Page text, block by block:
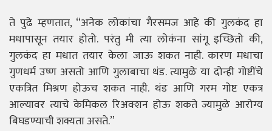
ते पुढे म्हणतात, “अनेक लोकांचा गैरसमज आहे की गुलकंद हा
मधापासून तयार होतो. परंतु मी त्या लोकंना सांगू इच्छितो की,
गुलकंद हा मधात तयार केला जाऊ शकत नाही. कारण मधाचा
गुणधर्म उष्ण असतो आणि गुलाबाचा थंड. त्यामुळे या दोन्ही गोष्टींचे
एकत्रित मिश्रण होऊच शकत नाही. थंड आणि गरम गोष्ट एकत्र
आल्यावर त्याचे केमिकल रिअक्शन होऊ शकते ज्यामुळे आरोग्य
बिघडण्याची शक्यता असते.”